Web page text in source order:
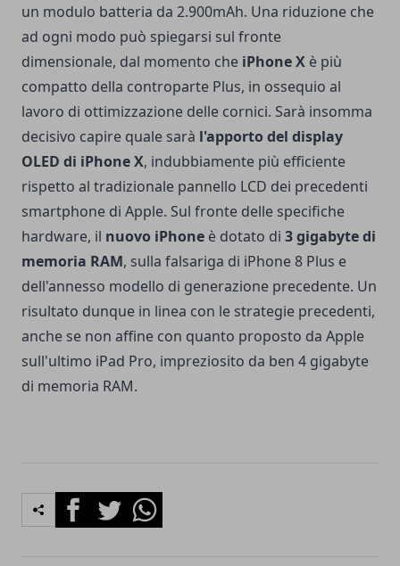
un modulo batteria da 2.900mAh. Una riduzione che
ad ogni modo può spiegarsi sul fronte
dimensionale, dal momento che iPhone X è più
compatto della controparte Plus, in ossequio al
lavoro di ottimizzazione delle cornici. Sarà insomma
decisivo capire quale sarà l'apporto del display
OLED di iPhone X, indubbiamente più efficiente
rispetto al tradizionale pannello LCD dei precedenti
smartphone di Apple. Sul fronte delle specifiche
hardware, il nuovo iPhone è dotato di 3 gigabyte di
memoria RAM, sulla falsariga di iPhone 8 Plus e
dell'annesso modello di generazione precedente. Un
risultato dunque in linea con le strategie precedenti,
anche se non affine con quanto proposto da Apple
sull'ultimo iPad Pro, impreziosito da ben 4 gigabyte
di memoria RAM.
FacebookTwitterWhatsapp